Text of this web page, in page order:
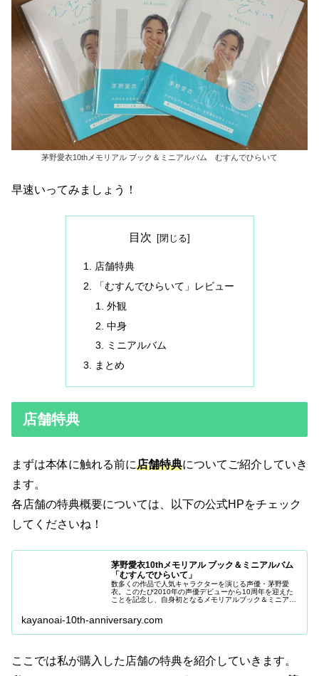
茅野愛衣10thメモリアル ブック＆ミニアルバム むすんでひらいて
早速いってみましょう！
目次
店舗特典
「むすんでひらいて」レビュー
外観
中身
ミニアルバム
まとめ
店舗特典
まずは本体に触れる前に店舗特典についてご紹介していき
ます。
各店舗の特典概要については、以下の公式HPをチェック
してくださいね！
茅野愛衣10thメモリアル ブック＆ミニアルバム
「むすんでひらいて」
数多くの作品で人気キャラクターを演じる声優・茅野愛
衣。このたび2010年の声優デビューから10周年を迎えた
ことを記念し、自身初となるメモリアルブック＆ミニアル
kayanoai-10th-anniversary.com
ここでは私が購入した店舗の特典を紹介していきます。